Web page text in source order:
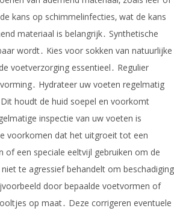
kans op schimmelinfecties‚ wat de kans
materiaal is belangrijk․ Synthetische
wordt․ Kies voor sokken van natuurlijke
voetverzorging essentieel․ Regulier
Hydrateer uw voeten regelmatig
houdt de huid soepel en voorkomt
inspectie van uw voeten is
voorkomen dat het uitgroeit tot een
een speciale eeltvijl gebruiken om de
te agressief behandelt om beschadiging
door bepaalde voetvormen of
op maat․ Deze corrigeren eventuele